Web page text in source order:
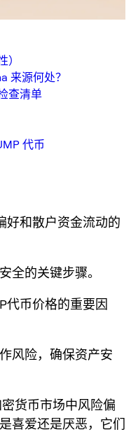
）
来源何处？
查清单
代币
好和散户资金流动的
全的关键步骤。
代币价格的重要因
风险，确保资产安
货币市场中风险偏
喜爱还是厌恶，它们